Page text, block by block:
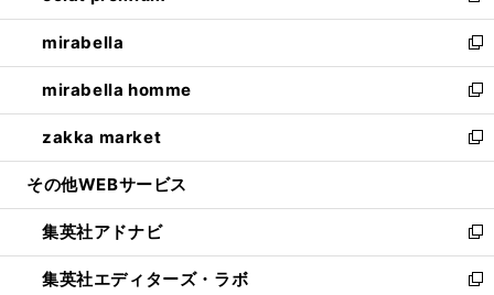
開
く
ウ
で
開
く
ン
ド
ウ
で
開
く
ウ
ィ
ン
ド
ウ
で
開
し
い
ウ
ィ
ン
ド
ウ
開
く
mirabella
新
し
い
ウ
ィ
ン
ウ
で
開
く
mirabella homme
新
し
い
ウ
ン
ド
ウ
で
zakka market
新
し
ウ
ィ
ン
ド
その他WEBサービス
集英社アドナビ
新
し
い
集英社エディターズ・ラボ
新